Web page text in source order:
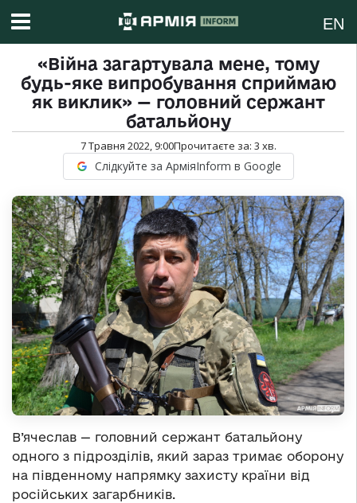
EN
«Війна загартувала мене, тому
будь-яке випробування сприймаю
як виклик» — головний сержант
батальйону
7 Травня 2022, 9:00Прочитаєте за: 3 хв.
Слідкуйте за АрміяInform в Google
В’ячеслав — головний сержант батальйону
одного з підрозділів, який зараз тримає оборону
на південному напрямку захисту країни від
російських загарбників.